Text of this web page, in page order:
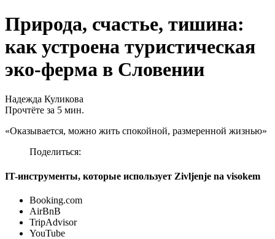
Природа, счастье, тишина:
как устроена туристическая
эко-ферма в Словении
Надежда Куликова
Прочтёте за 5 мин.
«Оказывается, можно жить спокойной, размеренной жизнью»
Поделиться:
IT-инструменты, которые использует Zivljenje na visokem
Booking.com
AirBnB
TripAdvisor
YouTube